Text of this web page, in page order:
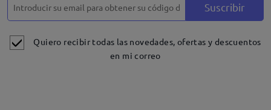
Suscribir
Quiero recibir todas las novedades, ofertas y descuentos
en mi correo